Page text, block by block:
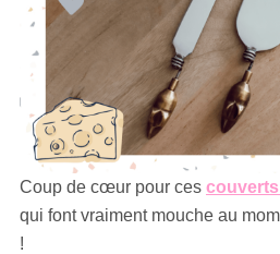
Coup de cœur pour ces
qui font vraiment mouche au
!